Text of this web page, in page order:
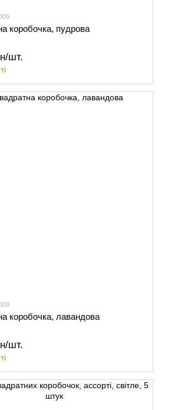
коробочка, пудрова
шт.
коробочка, лавандова
шт.